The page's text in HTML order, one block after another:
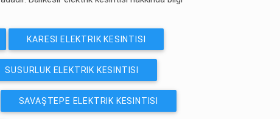
KARESI ELEKTRIK KESINTISI
SUSURLUK ELEKTRIK KESINTISI
SAVAŞTEPE ELEKTRIK KESINTISI